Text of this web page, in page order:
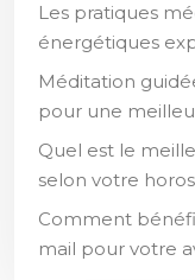
Les pratiques
énergétiques
Méditation
pour une
Quel est le
selon votre
Comment
mail pour votre